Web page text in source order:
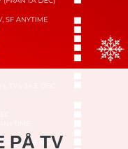
PÅ TV